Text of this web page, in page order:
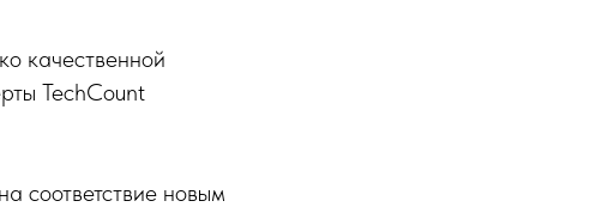
качественной
TechCount
соответствие новым